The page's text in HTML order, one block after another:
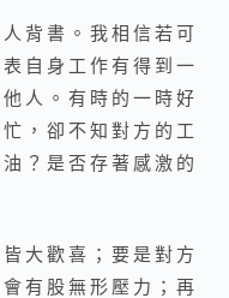
背書。我相信若可
自身工作有得到一
人。有時的一時好
，卻不知對方的工
？是否存著感激的
大歡喜；要是對方
有股無形壓力；再